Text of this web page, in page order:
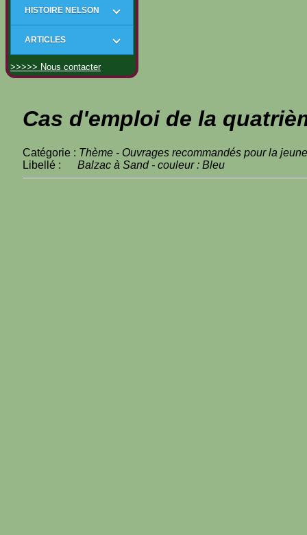
HISTOIRE NELSON
ARTICLES
>>>>> Nous contacter
Cas d'emploi de la
Catégorie : Thème - Ouvrages recommandés pour la
Libellé : Balzac à Sand - couleur : Bleu